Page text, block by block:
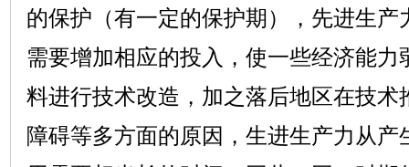
的保护（有一定的保护期），先进生产
需要增加相应的投入，使一些经济能力
料进行技术改造，加之落后地区在技术
障碍等多方面的原因，生进生产力从产